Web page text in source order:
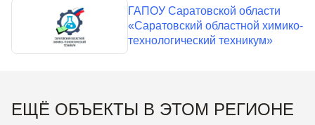
ГАПОУ Саратовской области
«Саратовский областной химико-
технологический техникум»
ЕЩЁ ОБЪЕКТЫ В ЭТОМ РЕГИОНЕ